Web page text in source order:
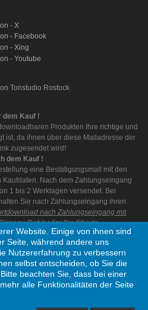
dem Kauf !
Produkten Ihre richtige und
ist, da ihnen über diese Mailadresse der
zugesendet wird!
dem Kauf !
eine Bestätigungsmail mit den
Nach dem Zahlungseingang
1 bis 2 Werktagen versendet. Bei
Sie nach Zahlungseingang ihren
nach Zahlungseingang mit
Debit oder Kreditkarte.
Musikproduktion. Alle Rechte vorbehalten
Website. Einige von ihnen sind
Seite, während andere uns
Nutzererfahrung zu verbessern
selbst entscheiden, ob Sie die
beachten Sie, dass bei einer
alle Funktionalitäten der Seite